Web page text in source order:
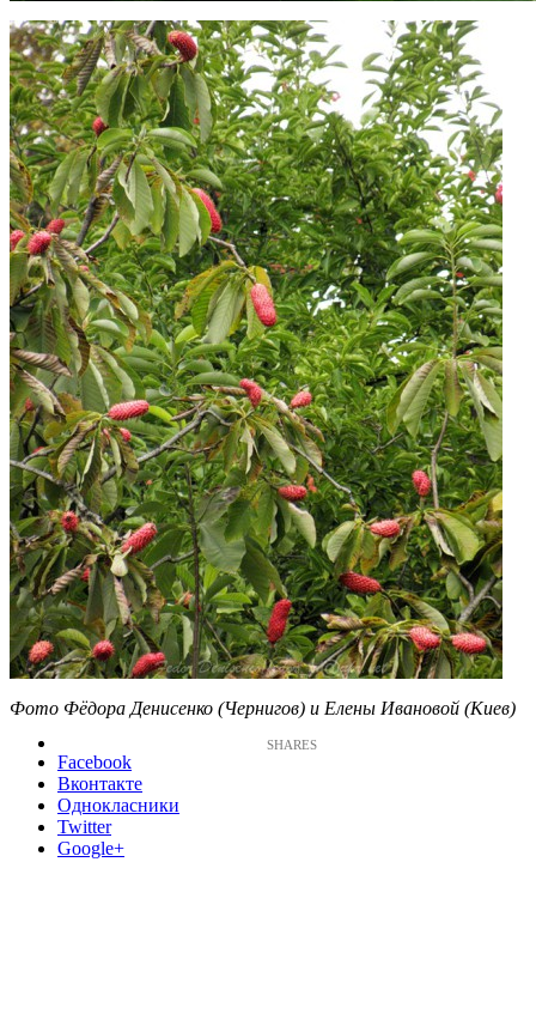
Фото Фёдора Денисенко (Чернигов) и Елены Ивановой (Киев)
Facebook
Вконтакте
Однокласники
Twitter
Google+